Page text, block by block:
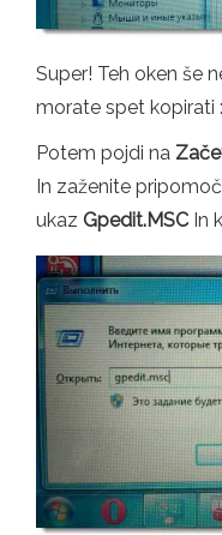
Super! Teh oken še
morate spet kopirati
Potem pojdi na
In zaženite
ukaz Gpedit.MSCIn